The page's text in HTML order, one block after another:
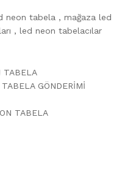
neon tabela , mağaza led
, led neon tabelacılar
TABELA
GÖNDERİMİ
TABELA